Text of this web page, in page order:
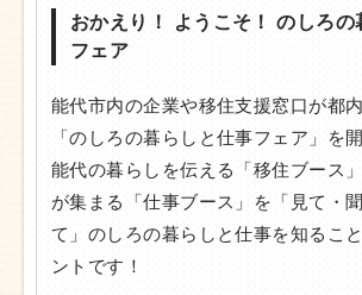
おかえり！ ようこそ！ のしろの
フェア
能代市内の企業や移住支援窓口が都
「のしろの暮らしと仕事フェア」を
能代の暮らしを伝える「移住ブース
が集まる「仕事ブース」を「見て・
て」のしろの暮らしと仕事を知るこ
ントです！